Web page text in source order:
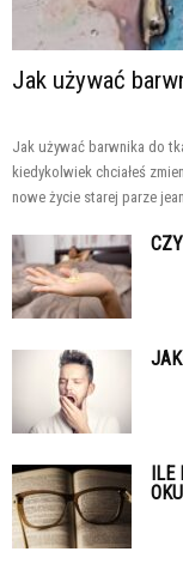
Jak używać
Jak używać barwnika do
kiedykolwiek chciałeś
nowe życie starej parze